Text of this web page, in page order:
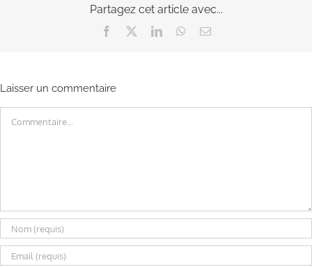
Partagez cet article avec...
Facebook LinkedInWhatsApp
Email
Laisser un commentaire